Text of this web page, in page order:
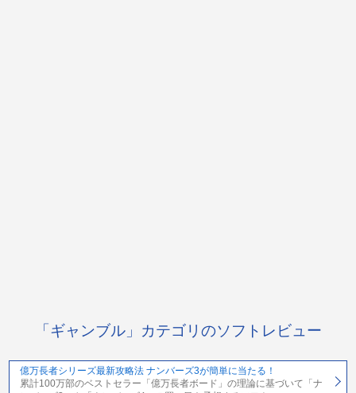
「ギャンブル」カテゴリのソフトレビュー
億万長者シリーズ最新攻略法 ナンバーズ3が簡単に当たる！
累計100万部のベストセラー「億万長者ボード」の理論に基づいて「ナ